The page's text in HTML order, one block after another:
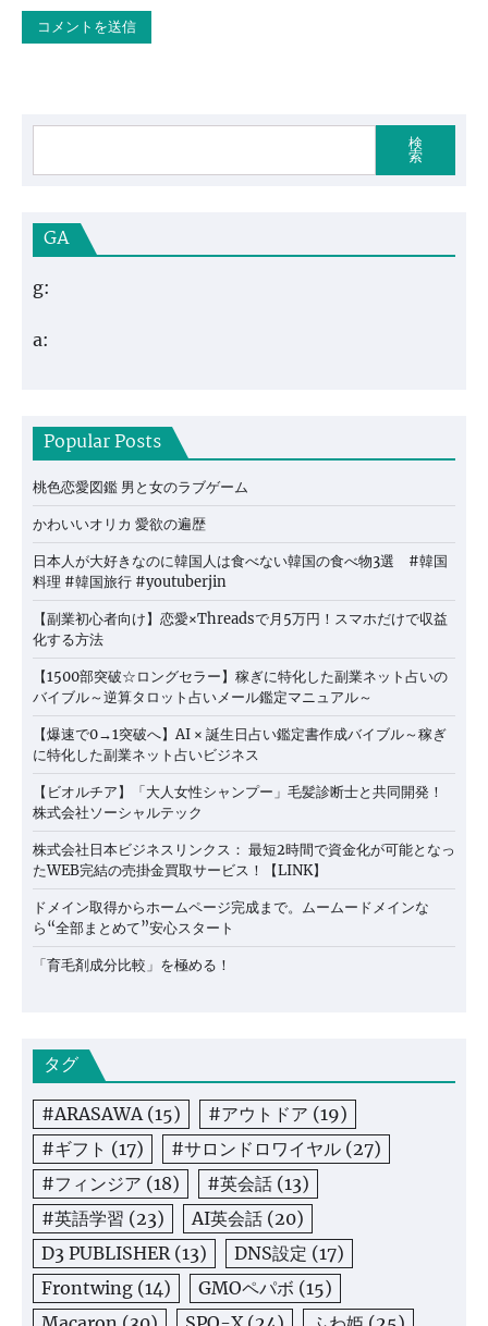
検
索
GA
g:
a:
Popular Posts
桃色恋愛図鑑 男と女のラブゲーム
かわいいオリカ 愛欲の遍歴
日本人が大好きなのに韓国人は食べない韓国の食べ物3選 #韓国
料理 #韓国旅行 #youtuberjin
【副業初心者向け】恋愛×Threadsで月5万円！スマホだけで収益
化する方法
【1500部突破☆ロングセラー】稼ぎに特化した副業ネット占いの
バイブル～逆算タロット占いメール鑑定マニュアル～
【爆速で0→1突破へ】AI × 誕生日占い鑑定書作成バイブル～稼ぎ
に特化した副業ネット占いビジネス
【ビオルチア】「大人女性シャンプー」毛髪診断士と共同開発！
株式会社ソーシャルテック
株式会社日本ビジネスリンクス： 最短2時間で資金化が可能となっ
たWEB完結の売掛金買取サービス！【LINK】
ドメイン取得からホームページ完成まで。ムームードメインな
ら“全部まとめて”安心スタート
「育毛剤成分比較」を極める！
タグ
#ARASAWA (15) #アウトドア (19)
#ギフト (17) #サロンドロワイヤル (27)
#フィンジア (18) #英会話 (13)
#英語学習 (23) AI英会話 (20)
D3 PUBLISHER (13) DNS設定 (17)
Frontwing (14) GMOペパボ (15)